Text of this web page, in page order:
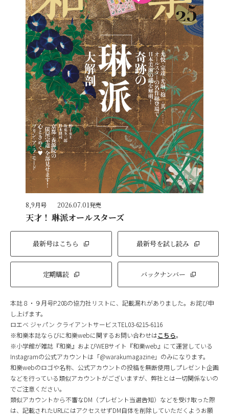
8,9月号 2026.07.01発売
天才！ 琳派オールスターズ
最新号はこちら 最新号を試し読み
定期購読 バックナンバー
本誌８・９月号P.208の協力社リストに、記載漏れがありました。お詫び申
し上げます。
ロエベ ジャパン クライアントサービスTEL03-6215-6116
※和樂本誌ならびに和樂webに関するお問い合わせはこちら。
※小学館が雑誌『和樂』およびWEBサイト『和樂web』にて運営している
Instagramの公式アカウントは「@warakumagazine」のみになります。
和樂webのロゴや名称、公式アカウントの投稿を無断使用しプレゼント企画
などを行っている類似アカウントがございますが、弊社とは一切関係ないの
でご注意ください。
類似アカウントから不審なDM（プレゼント当選告知）などを受け取った際
は、記載されたURLにはアクセスせずDM自体を削除していただくようお願